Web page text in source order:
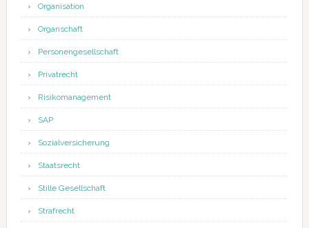
Organisation
Organschaft
Personengesellschaft
Privatrecht
Risikomanagement
SAP
Sozialversicherung
Staatsrecht
Stille Gesellschaft
Strafrecht